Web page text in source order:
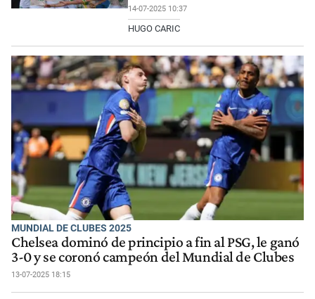
14-07-2025 10:37
HUGO CARIC
MUNDIAL DE CLUBES 2025
Chelsea dominó de principio a fin al PSG, le ganó
3-0 y se coronó campeón del Mundial de Clubes
13-07-2025 18:15